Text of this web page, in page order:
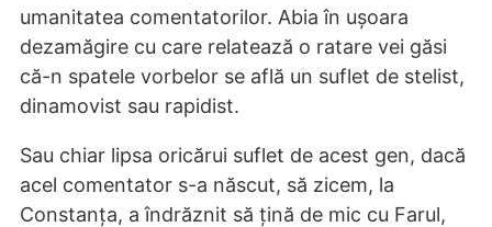
umanitatea comentatorilor. Abia în ușoara
dezamăgire cu care relatează o ratare vei găsi
că-n spatele vorbelor se află un suflet de stelist,
dinamovist sau rapidist.
Sau chiar lipsa oricărui suflet de acest gen, dacă
acel comentator s-a născut, să zicem, la
Constanța, a îndrăznit să țină de mic cu Farul,